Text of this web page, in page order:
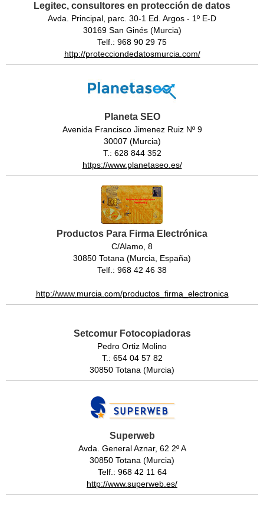
Legitec, consultores en protección de datos
Avda. Principal, parc. 30-1 Ed. Argos - 1º E-D
30169 San Ginés (Murcia)
Telf.: 968 90 29 75
http://protecciondedatosmurcia.com/
Planeta SEO
Avenida Francisco Jimenez Ruiz Nº 9
30007 (Murcia)
T.: 628 844 352
https://www.planetaseo.es/
Productos Para Firma Electrónica
C/Alamo, 8
30850 Totana (Murcia, España)
Telf.: 968 42 46 38
http://www.murcia.com/productos_firma_electronica
Setcomur Fotocopiadoras
Pedro Ortiz Molino
T.: 654 04 57 82
30850 Totana (Murcia)
Superweb
Avda. General Aznar, 62 2º A
30850 Totana (Murcia)
Telf.: 968 42 11 64
http://www.superweb.es/